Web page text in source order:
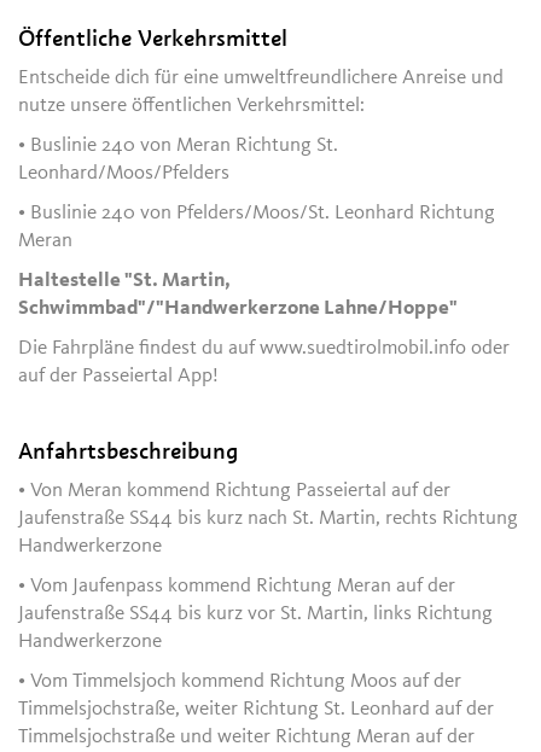
Öffentliche Verkehrsmittel
Entscheide dich für eine umweltfreundlichere Anreise und
nutze unsere öffentlichen Verkehrsmittel:
• Buslinie 240 von Meran Richtung St.
Leonhard/Moos/Pfelders
• Buslinie 240 von Pfelders/Moos/St. Leonhard Richtung
Meran
Haltestelle "St. Martin,
Schwimmbad"/"Handwerkerzone Lahne/Hoppe"
Die Fahrpläne findest du auf www.suedtirolmobil.info oder
auf der Passeiertal App!
Anfahrtsbeschreibung
• Von Meran kommend Richtung Passeiertal auf der
Jaufenstraße SS44 bis kurz nach St. Martin, rechts Richtung
Handwerkerzone
• Vom Jaufenpass kommend Richtung Meran auf der
Jaufenstraße SS44 bis kurz vor St. Martin, links Richtung
Handwerkerzone
• Vom Timmelsjoch kommend Richtung Moos auf der
Timmelsjochstraße, weiter Richtung St. Leonhard auf der
Timmelsjochstraße und weiter Richtung Meran auf der